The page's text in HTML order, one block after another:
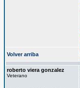
Volver arriba
roberto viera gonzalez
Veterano